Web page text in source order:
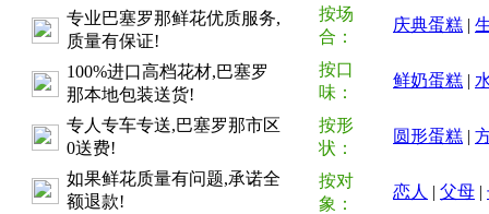
专业巴塞罗那鲜花优质服务,
质量有保证!
100%进口高档花材,巴塞罗
那本地包装送货!
专人专车专送,巴塞罗那市区
0送费!
如果鲜花质量有问题,承诺全
额退款!
按场
合：
庆典蛋糕 |
按口
味：
鲜奶蛋糕 |
按形
状：
圆形蛋糕 |
按对
象：
恋人 | 父母 |